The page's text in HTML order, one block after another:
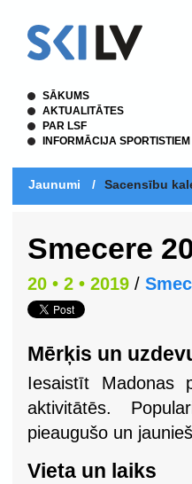
SĀKUMS
AKTUALITĀTES
PAR LSF
INFORMĀCIJA SPORTISTIEM
Jaunumi / Sacensību
Smecere
20 • 2 • 2019 /
Mērķis un
Iesaistīt Madonas
aktivitātēs.
pieaugušo un
Vieta un laiks